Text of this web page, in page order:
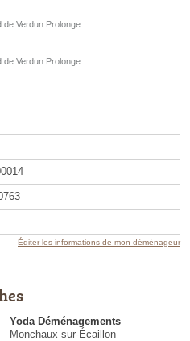
Verdun Prolonge
Verdun Prolonge
Éditer les informations de mon déménageur
Yoda Déménagements
Monchaux-sur-Écaillon